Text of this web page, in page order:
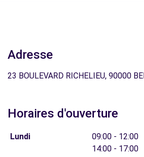
Adresse
23 BOULEVARD RICHELIEU, 90000
Horaires d'ouverture
Lundi
09:00 - 12:00
14:00 - 17:00